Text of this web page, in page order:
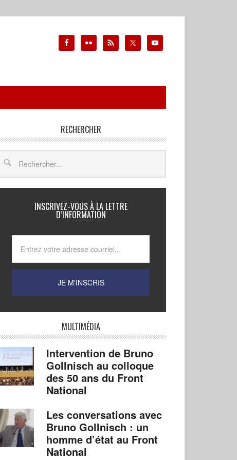
RECHERCHER
INSCRIVEZ-VOUS À LA LETTRE
D’INFORMATION
MULTIMÉDIA
Intervention de Bruno
Gollnisch au colloque
des 50 ans du Front
National
Les conversations avec
Bruno Gollnisch : un
homme d’état au Front
National